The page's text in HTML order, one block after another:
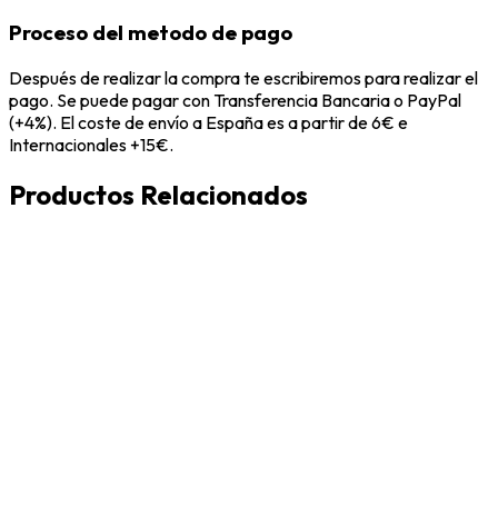
Proceso del metodo de pago
Después de realizar la compra te escribiremos para realizar el
pago. Se puede pagar con Transferencia Bancaria o PayPal
(+4%). El coste de envío a España es a partir de 6€ e
Internacionales +15€.
Productos Relacionados